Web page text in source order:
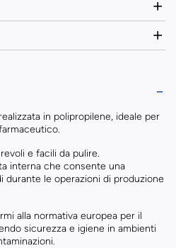
in polipropilene, ideale per
e facili da pulire.
interna che consente una
durante le operazioni di produzione
alla normativa europea per il
sicurezza e igiene in ambienti